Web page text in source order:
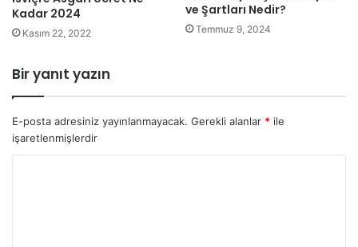
Kadar 2024
Kasım 22, 2022
ve Şartları Nedir?
Temmuz 9, 2024
Bir yanıt yazın
E-posta adresiniz yayınlanmayacak. Gerekli alanlar * ile
işaretlenmişlerdir